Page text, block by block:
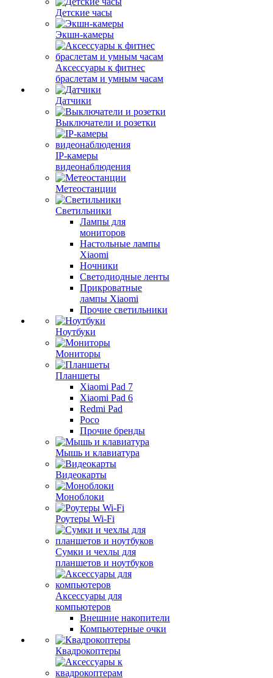
Детские часы
Экшн-камеры
Аксессуары к фитнес
браслетам и умным часам
Датчики
Выключатели и розетки
IP-камеры
видеонаблюдения
Метеостанции
Светильники
Лампы для
мониторов
Настольные лампы
Xiaomi
Ночники
Светодиодные ленты
Прикроватные
лампы Xiaomi
Прочие светильники
Ноутбуки
Мониторы
Планшеты
Xiaomi Pad 7
Xiaomi Pad 6
Redmi Pad
Poco
Прочие бренды
Мышь и клавиатура
Видеокарты
Моноблоки
Роутеры Wi-Fi
Сумки и чехлы для
планшетов и ноутбуков
Аксессуары для
компьютеров
Внешние накопители
Компьютерные очки
Квадрокоптеры